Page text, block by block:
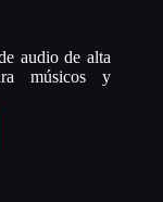
audio de alta
músicos y